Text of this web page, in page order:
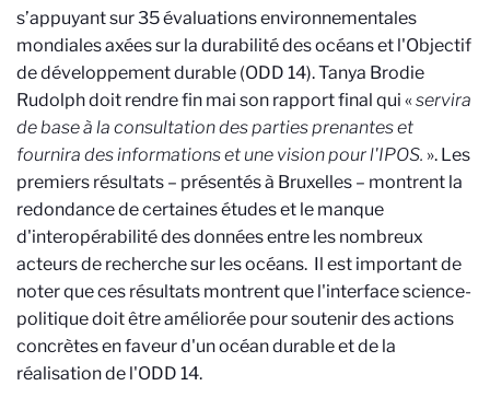
s’appuyant sur 35 évaluations environnementales
mondiales axées sur la durabilité des océans et l'Objectif
de développement durable (ODD 14). Tanya Brodie
Rudolph doit rendre fin mai son rapport final qui «servira
de base à la consultation des parties prenantes et
fournira des informations et une vision pour l'IPOS. ». Les
premiers résultats – présentés à Bruxelles – montrent la
redondance de certaines études et le manque
d'interopérabilité des données entre les nombreux
acteurs de recherche sur les océans. Il est important de
noter que ces résultats montrent que l'interface science-
politique doit être améliorée pour soutenir des actions
concrètes en faveur d'un océan durable et de la
réalisation de l'ODD 14.